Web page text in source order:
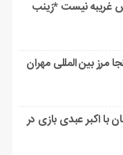
غریبه نیست *زینب
۴۰۵ و اینجا مرز بین المللی مهران
با اکبر عبدی بازی در